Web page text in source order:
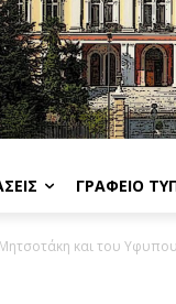
ΓΡΑΦΕΊΟ
και του